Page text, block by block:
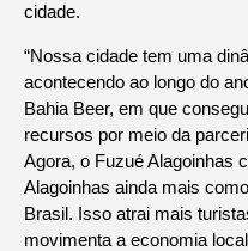
cidade.
“Nossa cidade tem uma
acontecendo ao longo do
Bahia Beer, em que
recursos por meio da
Agora, o Fuzué Alagoinhas
Alagoinhas ainda mais
Brasil. Isso atrai mais
movimenta a economia